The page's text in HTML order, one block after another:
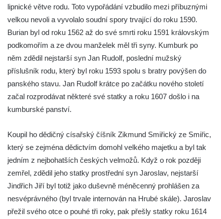
lipnické větve rodu. Toto vypořádání vzbudilo mezi příbuznými
velkou nevoli a vyvolalo soudní spory trvající do roku 1590.
Burian byl od roku 1562 až do své smrti roku 1591 královským
podkomořím a ze dvou manželek měl tři syny. Kumburk po
něm zdědil nejstarší syn Jan Rudolf, poslední mužský
příslušník rodu, který byl roku 1593 spolu s bratry povýšen do
panského stavu. Jan Rudolf krátce po začátku nového století
začal rozprodávat některé své statky a roku 1607 došlo i na
kumburské panství.
Koupil ho dědičný císařský číšník Zikmund Smiřický ze Smiřic,
který se zejména dědictvím domohl velkého majetku a byl tak
jedním z nejbohatších českých velmožů. Když o rok později
zemřel, zdědil jeho statky prostřední syn Jaroslav, nejstarší
Jindřich Jiří byl totiž jako duševně méněcenný prohlášen za
nesvéprávného (byl trvale internován na Hrubé skále). Jaroslav
přežil svého otce o pouhé tři roky, pak přešly statky roku 1614